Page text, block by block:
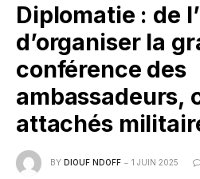
Diplomatie : de
d’organiser la
conférence des
ambassadeurs,
attachés
BY DIOUF NDOFF 1 JUIN 2025